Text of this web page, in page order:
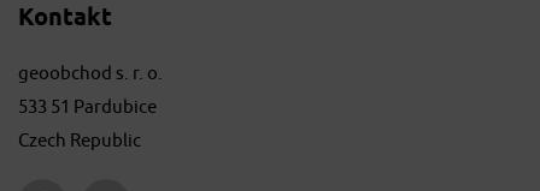
Kontakt
geoobchod s. r. o.
533 51 Pardubice
Czech Republic